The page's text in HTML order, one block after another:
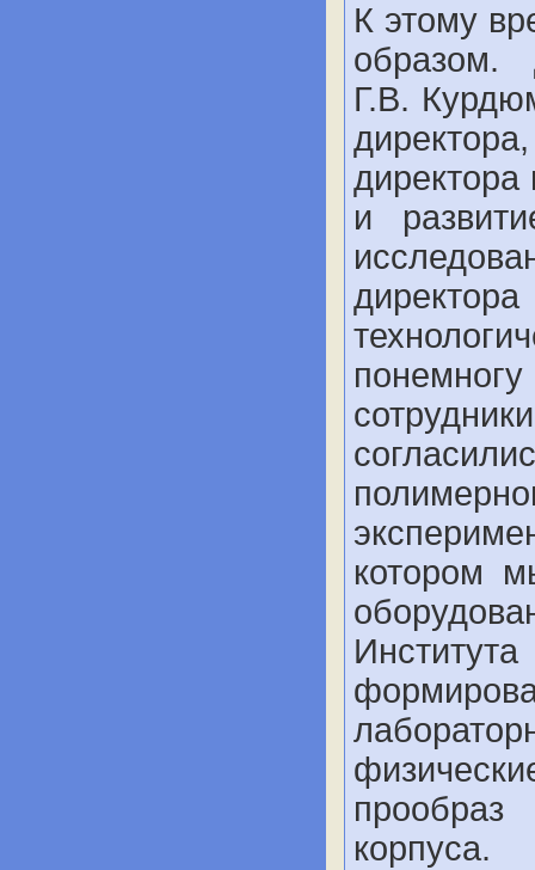
К этому
образом.
Г.В.
директора
и
котором
прообраз
корпуса.